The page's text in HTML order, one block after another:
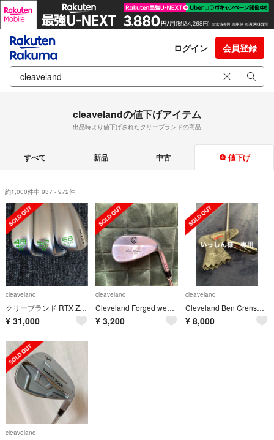
ログイン 会員登録
cleavelandの値下げアイテム
出品時より値下げされたクリーブランドの商品
すべて 新品 中古 値下げ
約1,000件中 937 - 972件
cleaveland
クリーブランド RTX ZIPCORE 48/52/58
¥ 31,000
cleaveland
Cleveland Forged wedge 52°
¥ 3,200
cleaveland
Cleveland Ben Crenshaw L字パター
¥ 8,000
cleaveland